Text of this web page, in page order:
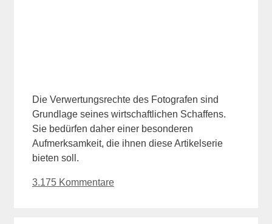
Die Verwertungsrechte des Fotografen sind
Grundlage seines wirtschaftlichen Schaffens.
Sie bedürfen daher einer besonderen
Aufmerksamkeit, die ihnen diese Artikelserie
bieten soll.
3.175 Kommentare